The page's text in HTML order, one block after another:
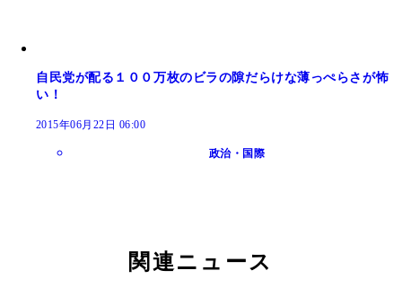
自民党が配る１００万枚のビラの隙だらけな薄っぺらさが怖
い！
2015年06月22日 06:00
政治・国際
関連ニュース